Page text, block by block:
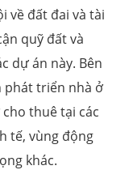
về đất đai và tài
quỹ đất và
dự án này. Bên
phát triển nhà ở
thuê tại các
tế, vùng động
khác.